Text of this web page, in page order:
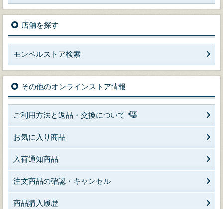
店舗を探す
モンベルストア検索
その他のオンラインストア情報
ご利用方法と返品・交換について
お気に入り商品
入荷通知商品
注文商品の確認・キャンセル
商品購入履歴